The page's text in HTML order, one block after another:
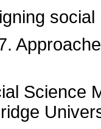
Science